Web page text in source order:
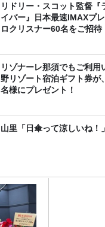
リドリー・スコット監督『
イバー』日本最速IMAXプ
ロクリスナー60名をご招待
リゾナーレ那須でもご利用
野リゾート宿泊ギフト券が
名様にプレゼント！
山里「日傘って涼しいね！」